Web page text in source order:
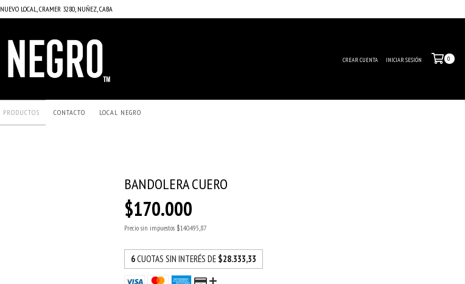
NUEVO LOCAL, CRAMER 3280, NUÑEZ, CABA
CREAR CUENTA INICIAR SESIÓN 0
PRODUCTOS CONTACTO LOCAL NEGRO
BANDOLERA CUERO
$170.000
Precio sin impuestos $140.495,87
6CUOTAS SIN INTERÉS DE $28.333,33